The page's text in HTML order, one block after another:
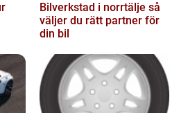
Bilverkstad i norrtälje så
väljer du rätt partner för
din bil